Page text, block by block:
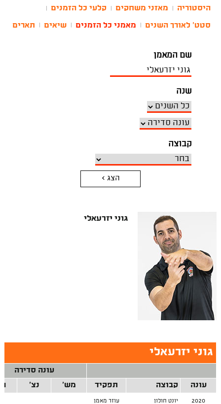
היסטוריה מאזני משחקים קלעי כל הזמנים
סטט' לאורך השנים מאמני כל הזמנים שיאים תארים
שם המאמן
שנה
קבוצה
הצג >
גוני יזרעאלי
גוני יזרעאלי
עונה סדירה
עונה
קבוצה תפקיד מש' נצ'
2020 יונט חולון עוזר מאמן